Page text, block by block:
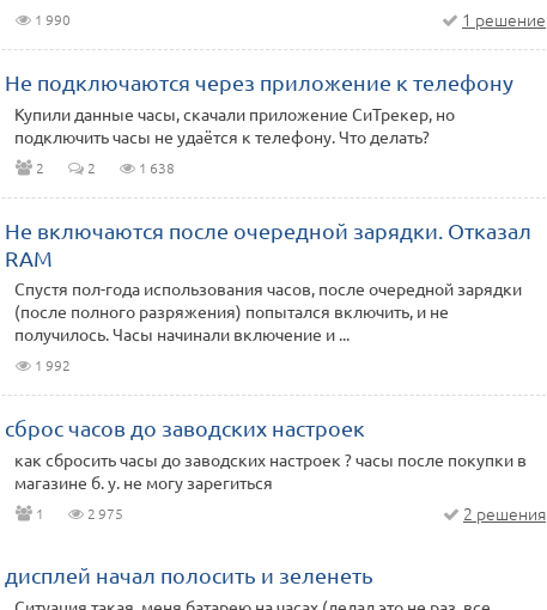
1 990 1 решение
Не подключаются через приложение к телефону
Купили данные часы, скачали приложение СиТрекер, но
подключить часы не удаётся к телефону. Что делать?
2 2 1 638
Не включаются после очередной зарядки. Отказал
RAM
Спустя пол-года использования часов, после очередной зарядки
(после полного разряжения) попытался включить, и не
получилось. Часы начинали включение и ...
1 992
сброс часов до заводских настроек
как сбросить часы до заводских настроек ? часы после покупки в
магазине б. у. не могу зарегиться
1 2 975 2 решения
дисплей начал полосить и зеленеть